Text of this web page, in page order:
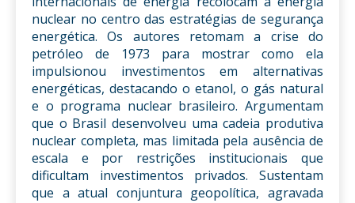
nuclear no centro das estratégias de segurança
energética. Os autores retomam a crise do
petróleo de 1973 para mostrar como ela
impulsionou investimentos em alternativas
energéticas, destacando o etanol, o gás natural
e o programa nuclear brasileiro. Argumentam
que o Brasil desenvolveu uma cadeia produtiva
nuclear completa, mas limitada pela ausência de
escala e por restrições institucionais que
dificultam investimentos privados. Sustentam
que a atual conjuntura geopolítica, agravada